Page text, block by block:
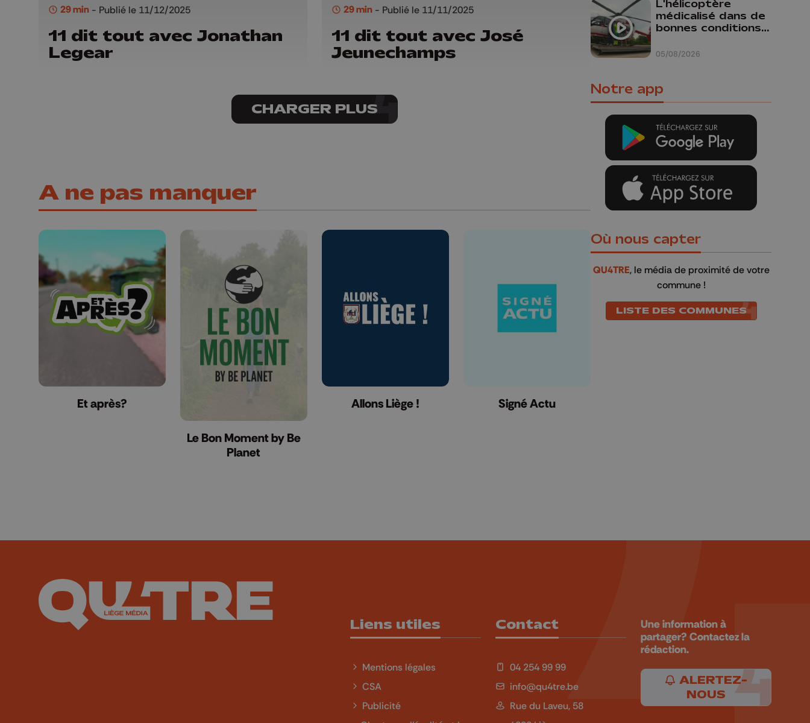
29 min - Publié le 11/12/2025
11 dit tout avec Jonathan
Legear
29 min - Publié le 11/11/2025
11 dit tout avec José
Jeunechamps
CHARGER PLUS
A ne pas manquer
Et après?
Le Bon Moment by Be
Planet
Allons Liège ! Signé Actu
05/08/2026
L'hélicoptère
médicalisé dans de
bonnes conditions à
Notre app
Où nous capter
QU4TRE, le média de proximité de votre
commune !
LISTE DES COMMUNES
Liens utiles
Mentions légales
CSA
Publicité
Contact
04 254 99 99
info@qu4tre.be
Rue du Laveu, 58
Une information à
partager? Contactez la
rédaction.
ALERTEZ-
NOUS